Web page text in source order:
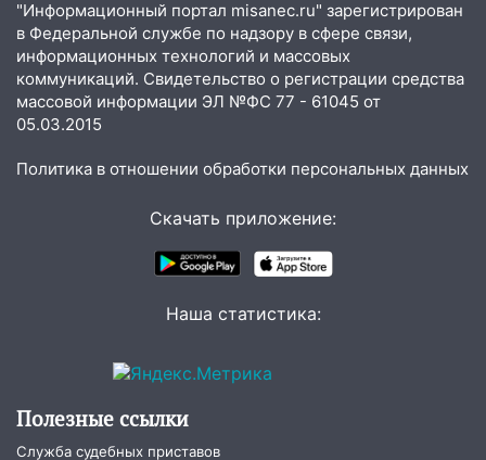
09:15 Ураган, изнасилование ребенка,
автоподставы и атака беспилотников:
важные итоги прошедшей недели в
Ульяновской области
08:20 В Ульяновске восстановили
инфраструктуру после шторма
Внимание! В Цильнинском районе
пропал 67-летний мужчина
На Ульяновск снова надвигается
означают классы бензина и можно ли
заливать «старое» топливо в
современные автомобили
06:30 Какая погода будет в Ульяновской
"Информационный портал misanec.ru" зарегистрирован
в Федеральной службе по надзору в сфере связи,
информационных технологий и массовых
коммуникаций. Свидетельство о регистрации средства
массовой информации ЭЛ №ФС 77 - 61045 от
05.03.2015
Политика в отношении обработки персональных данных
Скачать приложение:
Наша статистика:
Полезные ссылки
Служба судебных приставов